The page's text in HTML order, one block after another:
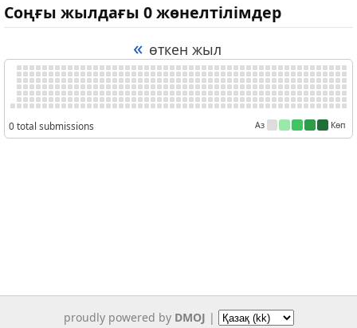
Соңғы жылдағы 0 жөнелтілімдер
« өткен жыл
0 total submissions Аз Көп
proudly powered by DMOJ |